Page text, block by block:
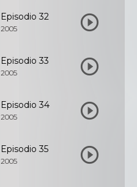
Episodio 32
2005
Episodio 33
2005
Episodio 34
2005
Episodio 35
2005